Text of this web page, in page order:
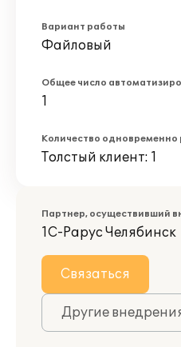
Вариант работы
Файловый
Общее число
1
Количество
Толстый клиент: 1
Партнер, осуществивший
1С-Рарус Челябинск
Связаться
Другие